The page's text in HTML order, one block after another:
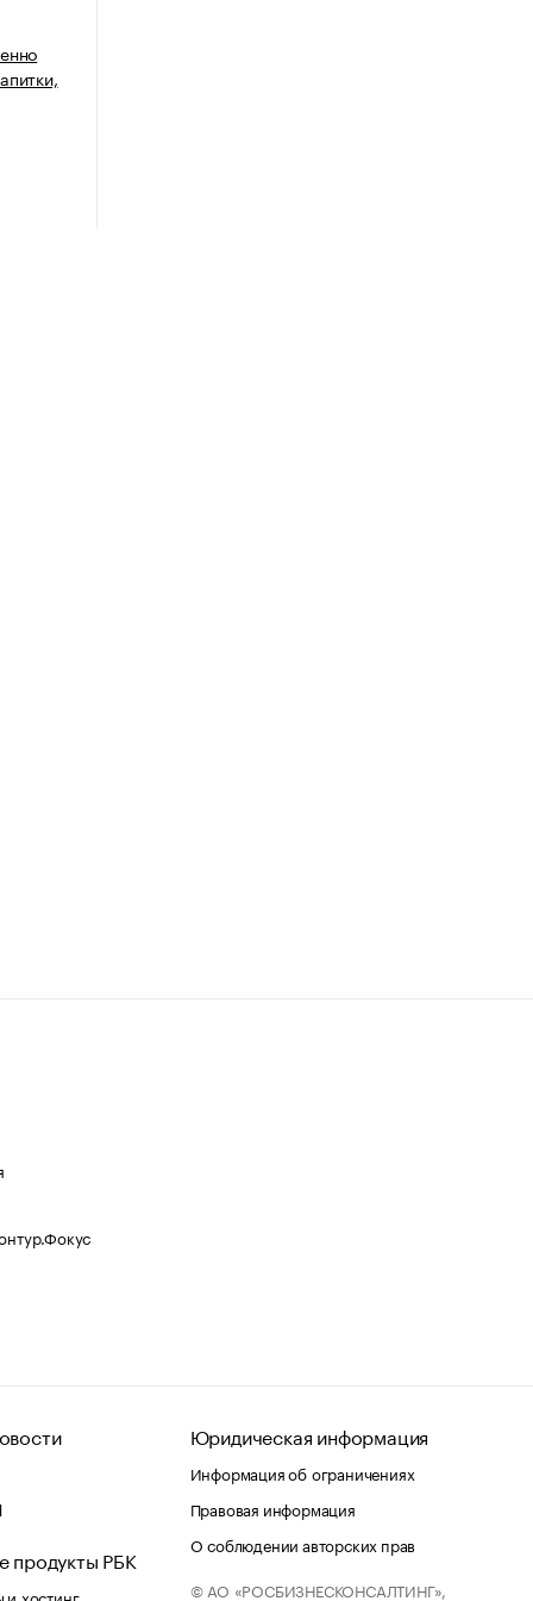
продукты РБК
хостинг
Юридическая информация
Информация об ограничениях
Правовая информация
О соблюдении авторских прав
© АО «РОСБИЗНЕСКОНСАЛТИНГ»,